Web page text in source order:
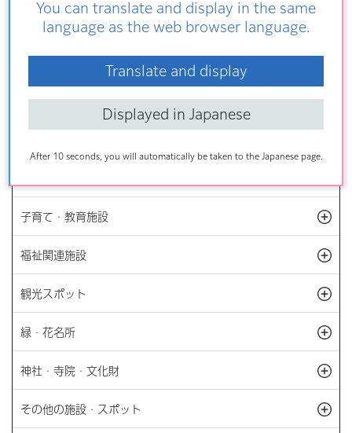
You can translate and display in the same
language as the web browser language.
Translate and display
Displayed in Japanese
After 10 seconds, you will automatically be taken to the Japanese page.
施設案内
子育て・教育施設
福祉関連施設
観光スポット
緑・花名所
神社・寺院・文化財
その他の施設・スポット